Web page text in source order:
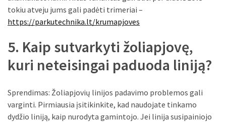
tokiu atveju jums gali padėti trimeriai –
https://parkutechnika.lt/krumapjoves
5. Kaip sutvarkyti žoliapjovę,
kuri neteisingai paduoda liniją?
Sprendimas: Žoliapjovių linijos padavimo problemos gali
varginti. Pirmiausia įsitikinkite, kad naudojate tinkamo
dydžio liniją, kaip nurodyta gamintojo. Jei linija susipainiojo